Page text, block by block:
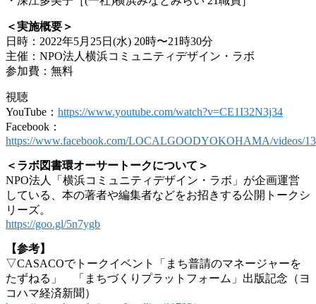
＜実施概要＞
日時：2022年5月25日(水) 20時〜21時30分
主催：NPO法人横浜コミュニティデザイン・ラボ
参加費：無料
視聴
YouTube： https://www.youtube.com/watch?v=CE1I32N3j34
Facebook：
https://www.facebook.com/LOCALGOODYOKOHAMA/videos/
＜ラボ図書環オーサートークについて＞
NPO法人「横浜コミュニティデザイン・ラボ」が企画運営
している、本の著者や編集者などをお招きする公開トークシ
リーズ。
https://goo.gl/5n7ygb
【参考】
▽CASACOでトークイベント「まち普請のマネージャーを
たずねる」 「まちづくりプラットフォーム」出版記念（ヨ
コハマ経済新聞）